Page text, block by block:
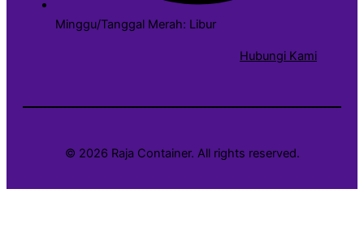
Minggu/Tanggal Merah: Libur
Hubungi Kami
© 2026 Raja Container. All rights reserved.